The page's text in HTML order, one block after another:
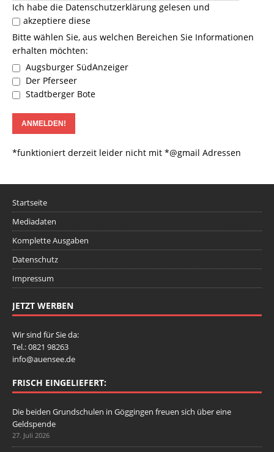
Ich habe die Datenschutzerklärung gelesen und
akzeptiere diese
Bitte wählen Sie, aus welchen Bereichen Sie Informationen
erhalten möchten:
Augsburger SüdAnzeiger
Der Pferseer
Stadtberger Bote
*funktioniert derzeit leider nicht mit *@gmail Adressen
Startseite
Mediadaten
Komplette Ausgaben
Datenschutz
Impressum
JETZT WERBEN
Wir sind für Sie da:
Tel.: 0821 98263
info@auensee.de
FRISCH EINGELIEFERT:
Die beiden Grundschulen in Göggingen freuen sich über eine
Geldspende
27. Juli 2026